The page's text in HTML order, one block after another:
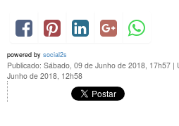
powered by social2s
Publicado: Sábado, 09 de Junho de 2018, 17h57 |
Junho de 2018, 12h58